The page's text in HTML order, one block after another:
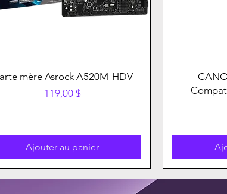
mère Asrock A520M-HDV
Prix
119,00 $
Ajouter au panier